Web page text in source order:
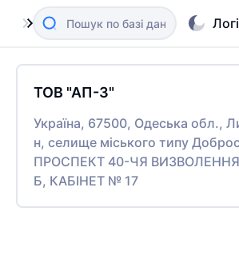
ТОВ "АП-3"
Україна, 67500, Одеська обл.,
н, селище міського типу
ПРОСПЕКТ 40-ЧЯ
Б, КАБІНЕТ № 17